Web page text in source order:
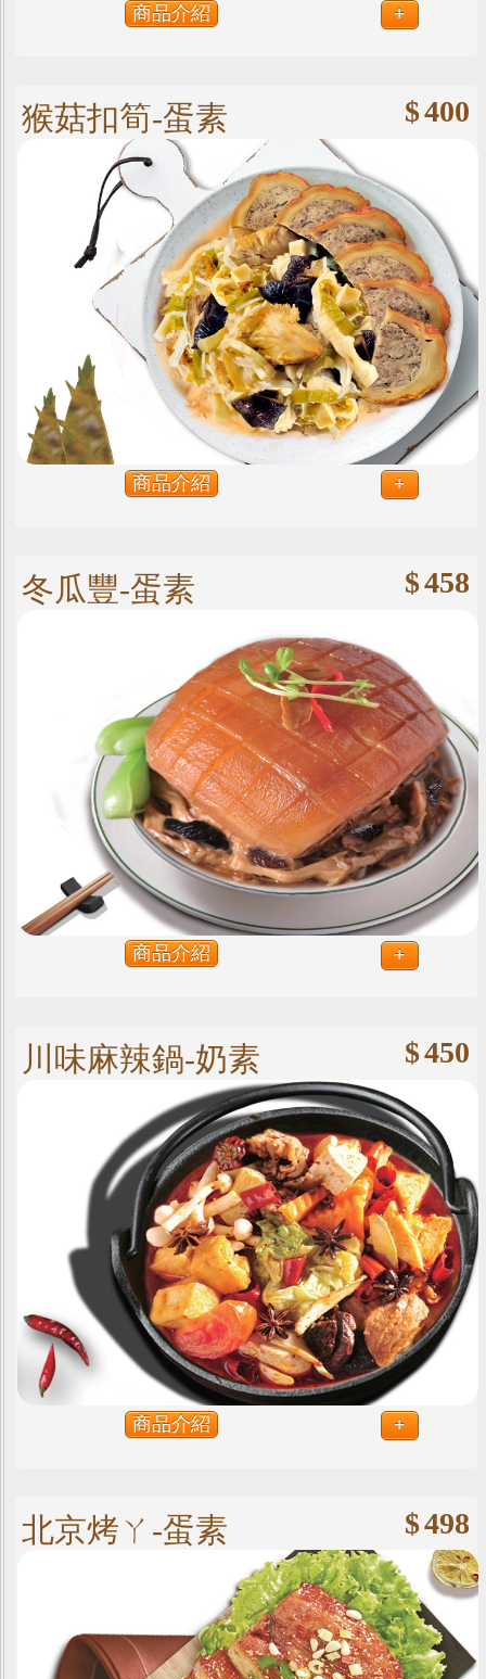
商品介紹 +
猴菇扣筍-蛋素
商品介紹 +
$400
冬瓜豐-蛋素
商品介紹 +
$458
川味麻辣鍋-奶素
商品介紹 +
$450
北京烤ㄚ-蛋素 $498